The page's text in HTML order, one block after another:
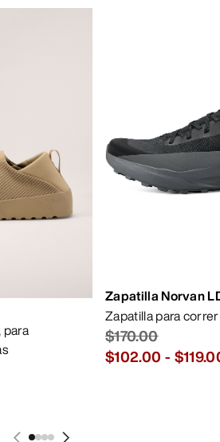
para
Zapatilla Norvan
Zapatilla para
$170.00
$102.00 -